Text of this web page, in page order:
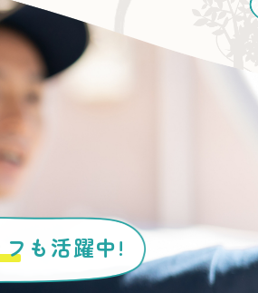
も活躍中!